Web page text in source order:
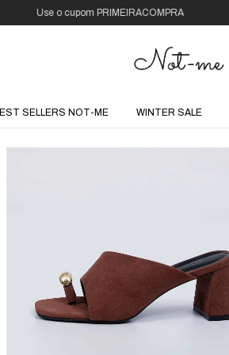
Use o cupom PRIMEIRACOMPRA
SELLERS NOT-ME WINTER SALE